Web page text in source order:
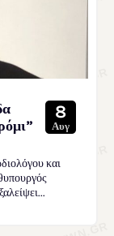
8
Αυγ
και